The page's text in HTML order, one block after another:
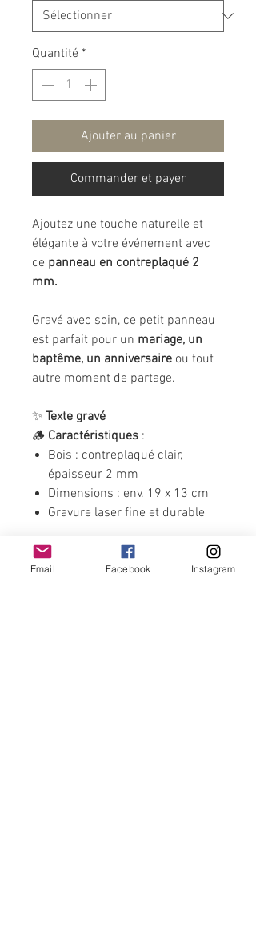
Quantité *
Ajouter au panier
Commander et payer
Ajoutez une touche naturelle et
élégante à votre événement avec
ce panneau en contreplaqué 2
mm.
Gravé avec soin, ce petit panneau
est parfait pour un mariage, un
baptême, un anniversaire ou tout
autre moment de partage.
✨ Texte gravé
🪵 Caractéristiques :
Bois : contreplaqué clair,
épaisseur 2 mm
Dimensions : env. 19 x 13 cm
Gravure laser fine et durable
🎉 Ce petit panneau peut être posé
sur une table pour allier
praticité
Email Facebook Instagram